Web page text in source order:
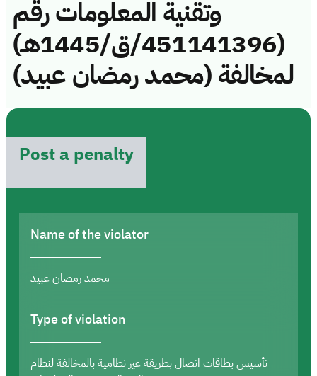
وتقنية المعلومات رقم
(451141396/ق/1445هـ)
لمخالفة (محمد رمضان عبيد)
Post a penalty
Name of the violator
محمد رمضان عبيد
Type of violation
تأسيس بطاقات اتصال بطريقة غير نظامية بالمخالفة لنظام